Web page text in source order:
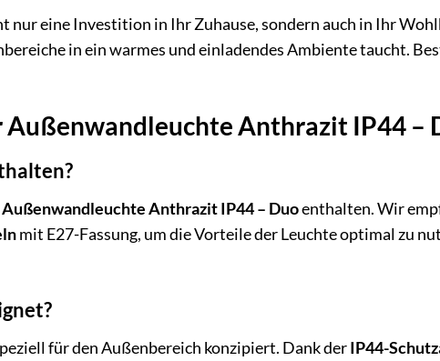
nur eine Investition in Ihr Zuhause, sondern auch in Ihr
in ein warmes und einladendes Ambiente taucht.
Außenwandleuchte Anthrazit IP44 –
Außenwandleuchte Anthrazit IP44 – Duoenthalten. Wir
mit E27-Fassung, um die Vorteile der Leuchte optimal zu
für den Außenbereich konzipiert. Dank derIP44-